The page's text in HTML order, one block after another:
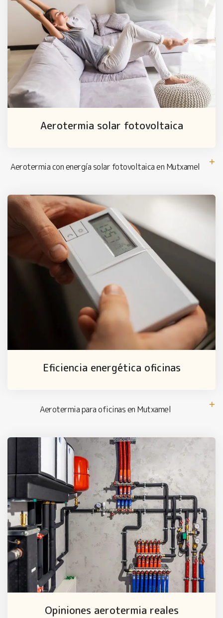
Aerotermia solar fotovoltaica
Aerotermia con energía solar fotovoltaica en Mutxamel
Eficiencia energética oficinas
Aerotermia para oficinas en Mutxamel
Opiniones aerotermia reales